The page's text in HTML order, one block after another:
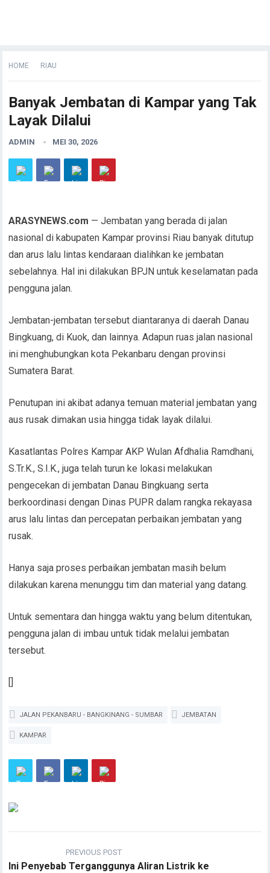
HOME RIAU
Banyak Jembatan di Kampar yang Tak
Layak Dilalui
ADMIN MEI 30, 2026
ARASYNEWS.com — Jembatan yang berada di jalan
nasional di kabupaten Kampar provinsi Riau banyak ditutup
dan arus lalu lintas kendaraan dialihkan ke jembatan
sebelahnya. Hal ini dilakukan BPJN untuk keselamatan pada
pengguna jalan.
Jembatan-jembatan tersebut diantaranya di daerah Danau
Bingkuang, di Kuok, dan lainnya. Adapun ruas jalan nasional
ini menghubungkan kota Pekanbaru dengan provinsi
Sumatera Barat.
Penutupan ini akibat adanya temuan material jembatan yang
aus rusak dimakan usia hingga tidak layak dilalui.
Kasatlantas Polres Kampar AKP Wulan Afdhalia Ramdhani,
S.Tr.K., S.I.K., juga telah turun ke lokasi melakukan
pengecekan di jembatan Danau Bingkuang serta
berkoordinasi dengan Dinas PUPR dalam rangka rekayasa
arus lalu lintas dan percepatan perbaikan jembatan yang
rusak.
Hanya saja proses perbaikan jembatan masih belum
dilakukan karena menunggu tim dan material yang datang.
Untuk sementara dan hingga waktu yang belum ditentukan,
pengguna jalan di imbau untuk tidak melalui jembatan
tersebut.
[]
JALAN PEKANBARU - BANGKINANG - SUMBAR JEMBATAN
KAMPAR
PREVIOUS POST
Ini Penyebab Terganggunya Aliran Listrik ke